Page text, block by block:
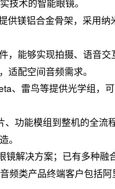
供镁铝合金骨架，采用纳
，能够实现拍摄、语音交
配空间音频需求。
、雷鸟等提供光学组，
、功能模组到整机的全流
。
镜解决方案；已有多种融
频类产品终端客户包括阿